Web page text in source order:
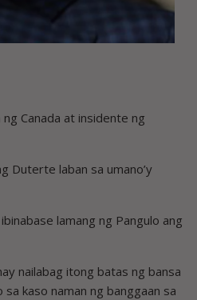
Canada at insidente ng
Duterte laban sa umano’y
lamang ng Pangulo ang
nailabag itong batas ng bansa
kaso naman ng banggaan sa